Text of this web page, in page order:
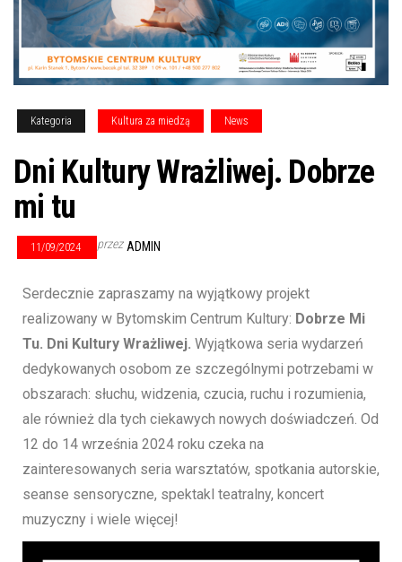
Kategoria Kultura za miedzą News
Dni Kultury Wrażliwej. Dobrze
mi tu
11/09/2024 przez ADMIN
Serdecznie zapraszamy na wyjątkowy projekt
realizowany w Bytomskim Centrum Kultury: Dobrze Mi
Tu. Dni Kultury Wrażliwej. Wyjątkowa seria wydarzeń
dedykowanych osobom ze szczególnymi potrzebami w
obszarach: słuchu, widzenia, czucia, ruchu i rozumienia,
ale również dla tych ciekawych nowych doświadczeń. Od
12 do 14 września 2024 roku czeka na
zainteresowanych seria warsztatów, spotkania autorskie,
seanse sensoryczne, spektakl teatralny, koncert
muzyczny i wiele więcej!